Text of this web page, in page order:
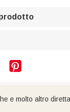

e molto altro